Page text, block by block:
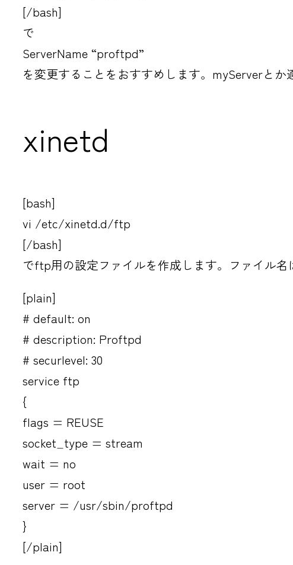
[/bash]
で
ServerName “proftpd”
を変更することをおすすめします。myServerとか
xinetd
[bash]
vi /etc/xinetd.d/ftp
[/bash]
でftp用の設定ファイルを作成します。ファイル
[plain]
# default: on
# description: Proftpd
# securlevel: 30
service ftp
{
flags = REUSE
socket_type = stream
wait = no
user = root
server = /usr/sbin/proftpd
}
[/plain]